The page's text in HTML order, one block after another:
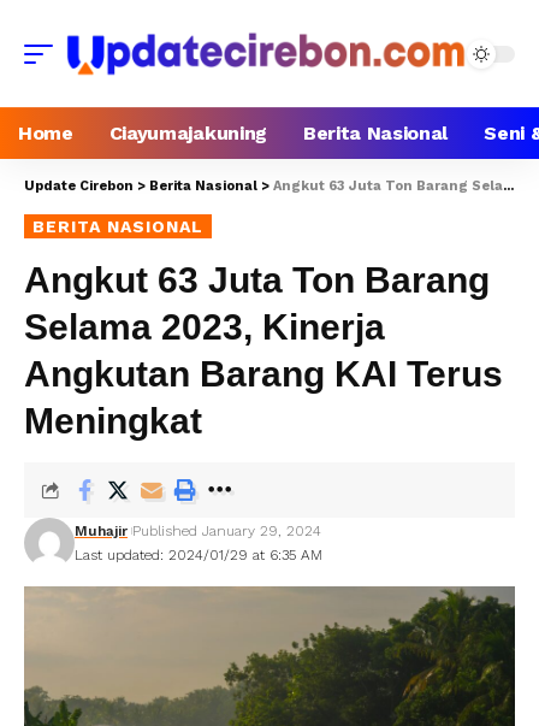
Home Ciayumajakuning Berita Nasional Seni
Update Cirebon > Berita Nasional > Angkut 63 Juta Ton Barang Selama 2023, Kinerja Angkutan Barang KAI Terus Meningkat
BERITA NASIONAL
Angkut 63 Juta Ton Barang
Selama 2023, Kinerja
Angkutan Barang KAI Terus
Meningkat
Last updated: 2024/01/29 at 6:35 AM
Muhajir Published January 29, 2024